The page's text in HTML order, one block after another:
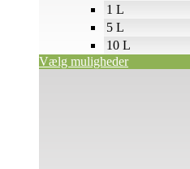
Vælg muligheder
1 L
5 L
10 L